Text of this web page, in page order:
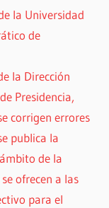
la Universidad
de
la Dirección
Presidencia,
corrigen errores
publica la
de la
ofrecen a las
para el